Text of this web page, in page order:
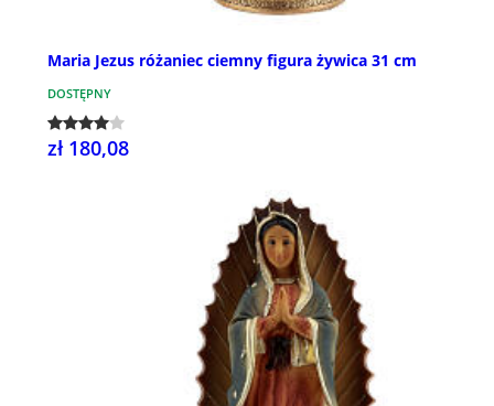
Maria Jezus różaniec ciemny figura żywica 31 cm
DOSTĘPNY
zł 180,08